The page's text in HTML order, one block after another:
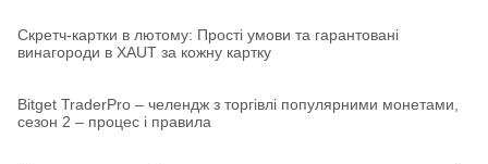
Скретч-картки в лютому: Прості умови та гарантовані
винагороди в XAUT за кожну картку
Bitget TraderPro – челендж з торгівлі популярними монетами,
сезон 2 – процес і правила